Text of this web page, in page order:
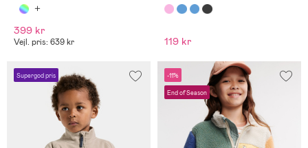
399 kr
Vejl. pris: 639 kr 119 kr
Supergod pris -11%
End of Season